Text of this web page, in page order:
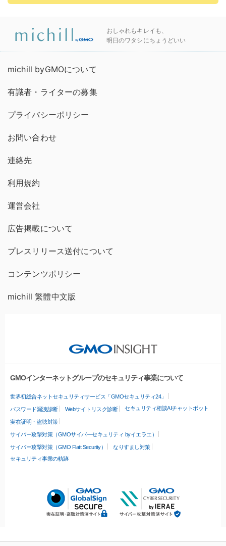
おしゃれもキレイも、
明日のワタシにちょうどいい
michill byGMOについて
有識者・ライターの募集
プライバシーポリシー
お問い合わせ
連絡先
利用規約
運営会社
広告掲載について
プレスリリース送付について
コンテンツポリシー
michill 繁體中文版
GMOインターネットグループのセキュリティ事業について
世界初総合ネットセキュリティサービス「GMOセキュリティ24」
パスワード漏洩診断 Webサイトリスク診断 セキュリティ相談AIチャットボット
実在証明・盗聴対策
サイバー攻撃対策（GMOサイバーセキュリティ byイエラエ）
サイバー攻撃対策（GMO Flatt Security）
なりすまし対策
セキュリティ事業の軌跡